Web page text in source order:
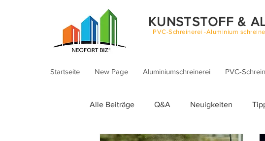
KUNSTSTOFF &
PVC-Schreinerei -Aluminium
Startseite New Page Aluminiumschreinerei PVC-
Alle Beiträge Q&A Neuigkeiten